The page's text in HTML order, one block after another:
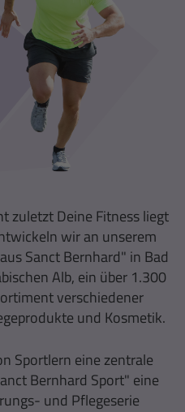
zuletzt Deine Fitness liegt
wir an unserem
Sanct Bernhard" in Bad
Alb, ein über 1.300
verschiedener
und Kosmetik.
Sportlern eine zentrale
Bernhard Sport" eine
und Pflegeserie